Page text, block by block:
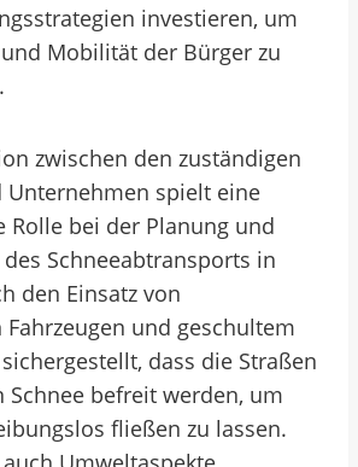
investieren, um
Mobilität der Bürger zu
zwischen den zuständigen
Unternehmen spielt eine
Rolle bei der Planung und
Schneeabtransports in
den Einsatz von
und geschultem
dass die Straßen
Schnee befreit werden, um
fließen zu lassen.